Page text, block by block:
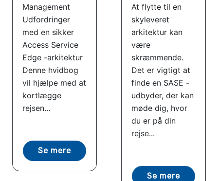
Management
Udfordringer
med en sikker
Access Service
Edge -arkitektur
Denne hvidbog
vil hjælpe med at
kortlægge
rejsen...
Se mere
At flytte til en
skyleveret
arkitektur kan
være
skræmmende.
Det er vigtigt at
finde en SASE -
udbyder, der kan
møde dig, hvor
du er på din
rejse...
Se mere